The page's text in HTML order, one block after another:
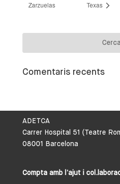
Zarzuelas
Texas
Comentaris recents
ADETCA
Carrer Hospital 51 (Teatre
08001 Barcelona
Compta amb l’ajut i